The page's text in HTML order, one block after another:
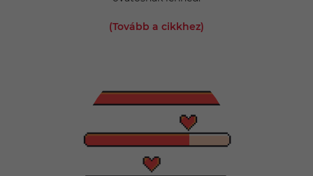
(Tovább a cikkhez)